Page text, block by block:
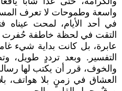
واسعة وطموحات لا تعرف
في أحد الأيام، لمحت عيناه
التقت في لحظة خاطفة حُفرت
عابرة، بل كانت بداية شيء
التفسير. وبعد ترددٍ طويل،
والخوف، قرر أن يكتب لها
العشاق في زمنٍ بلا هواتف،